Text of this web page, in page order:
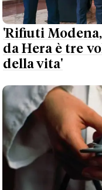
'Rifiuti
da Hera è tre
della vita'